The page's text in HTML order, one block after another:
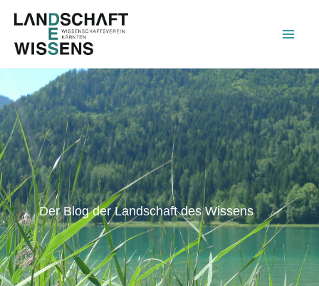
Inhalt
springen
Der Blog der Landschaft des Wissens